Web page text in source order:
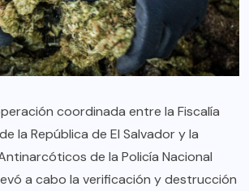
coordinada entre la Fiscalía
la República de El Salvador y la
de la Policía Nacional
a cabo la verificación y destrucción